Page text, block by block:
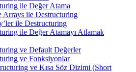
ile Değer Atama
Arrays ile Destructuring
ile Destructuring
ile Değer Atamayı Atlamak
ve Default Değerler
ve Fonksiyonlar
ve Kısa Söz Dizimi (Short